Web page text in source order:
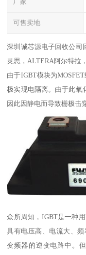
可售卖地
深圳诚芯源电子回收公
灵思，ALTERA阿尔特拉
由于IGBT模块为
极实现电隔离。由于此氧
因此因静电而导致栅极击
众所周知，IGBT是一种
具有电压高、电流大、
变频器的逆变电路中。